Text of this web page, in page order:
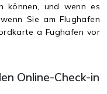
können, und wenn es
Sie am Flughafen
a Fughafen vor
Online-Check-in